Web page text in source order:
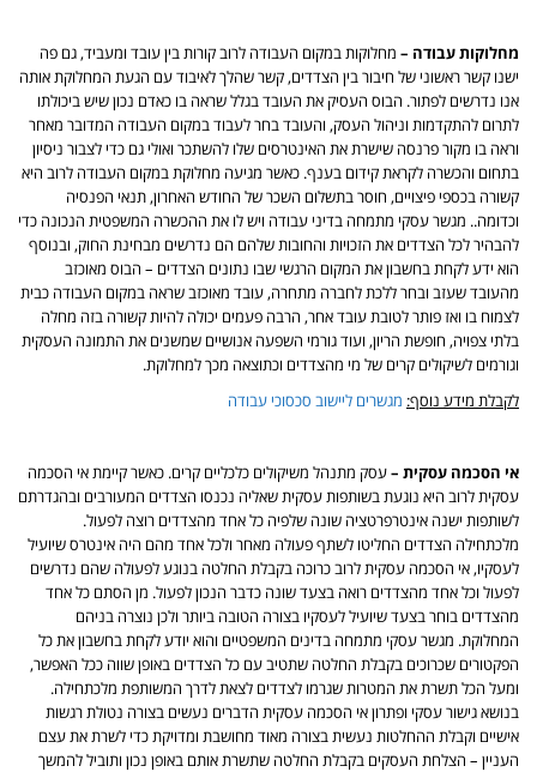
מחלוקות עבודה – מחלוקות במקום העבודה לרוב קורות בין עובד ומעביד, גם פה
ישנו קשר ראשוני של חיבור בין הצדדים, קשר שהלך לאיבוד עם הגעת המחלוקת אותה
אנו נדרשים לפתור. הבוס העסיק את העובד בגלל שראה בו כאדם נכון שיש ביכולתו
לתרום להתקדמות וניהול העסק, והעובד בחר לעבוד במקום העבודה המדובר מאחר
וראה בו מקור פרנסה שישרת את האינטרסים שלו להשתכר ואולי גם כדי לצבור ניסיון
בתחום והכשרה לקראת קידום בענף. כאשר מגיעה מחלוקת במקום העבודה לרוב היא
קשורה בכספי פיצויים, חוסר בתשלום השכר של החודש האחרון, תנאי הפנסיה
וכדומה.. מגשר עסקי מתמחה בדיני עבודה ויש לו את ההכשרה המשפטית הנכונה כדי
להבהיר לכל הצדדים את הזכויות והחובות שלהם הם נדרשים מבחינת החוק, ובנוסף
הוא ידע לקחת בחשבון את המקום הרגשי שבו נתונים הצדדים – הבוס מאוכזב
מהעובד שעזב ובחר ללכת לחברה מתחרה, עובד מאוכזב שראה במקום העבודה כבית
לצמוח בו ואז פותר לטובת עובד אחר, הרבה פעמים יכולה להיות קשורה בזה מחלה
בלתי צפויה, חופשת הריון, ועוד גורמי השפעה אנושיים שמשנים את התמונה העסקית
וגורמים לשיקולים קרים של מי מהצדדים וכתוצאה מכך למחלוקת.
לקבלת מידע נוסף: מגשרים ליישוב סכסוכי עבודה
אי הסכמה עסקית –עסק מתנהל משיקולים כלכליים קרים. כאשר קיימת אי הסכמה
עסקית לרוב היא נוגעת בשותפות עסקית שאליה נכנסו הצדדים המעורבים ובהגדרתם
לשותפות ישנה אינטרפרטציה שונה שלפיה כל אחד מהצדדים רוצה לפעול.
מלכתחילה הצדדים החליטו לשתף פעולה מאחר ולכל אחד מהם היה אינטרס שיועיל
לעסקיו, אי הסכמה עסקית לרוב כרוכה בקבלת החלטה בנוגע לפעולה שהם נדרשים
לפעול וכל אחד מהצדדים רואה בצעד שונה כדבר הנכון לפעול. מן הסתם כל אחד
מהצדדים בוחר בצעד שיועיל לעסקיו בצורה הטובה ביותר ולכן נוצרה בניהם
המחלוקת. מגשר עסקי מתמחה בדינים המשפטיים והוא יודע לקחת בחשבון את כל
הפקטורים שכרוכים בקבלת החלטה שתטיב עם כל הצדדים באופן שווה ככל האפשר,
ומעל הכל תשרת את המטרות שגרמו לצדדים לצאת לדרך המשותפת מלכתחילה.
בנושא גישור עסקי ופתרון אי הסכמה עסקית הדברים נעשים בצורה נטולת רגשות
אישיים וקבלת ההחלטות נעשית בצורה מאוד מחושבת ומדויקת כדי לשרת את עצם
העניין – הצלחת העסקים בקבלת החלטה שתשרת אותם באופן נכון ותוביל להמשך